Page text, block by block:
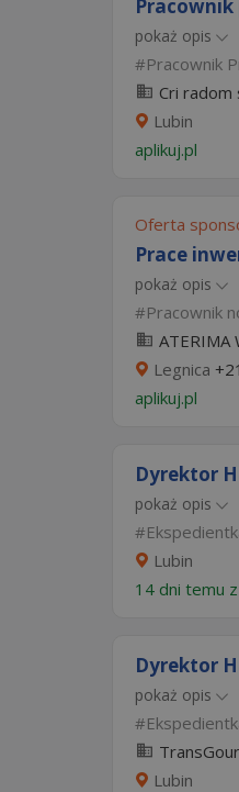
pokaż opis
Pracownik
Cri radom
Lubin
aplikuj.pl
Oferta
Prace
pokaż opis
Pracownik
ATERIMA
Legnica
aplikuj.pl
Dyrektor
pokaż opis
Lubin
14 dni temu z
Dyrektor
pokaż opis
Lubin